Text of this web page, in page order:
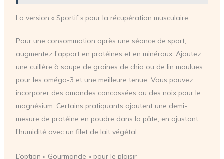
La version « Sportif » pour la récupération musculaire
Pour une consommation après une séance de sport,
augmentez l’apport en protéines et en minéraux. Ajoutez
une cuillère à soupe de graines de chia ou de lin moulues
pour les oméga-3 et une meilleure tenue. Vous pouvez
incorporer des amandes concassées ou des noix pour le
magnésium. Certains pratiquants ajoutent une demi-
mesure de protéine en poudre dans la pâte, en ajustant
l’humidité avec un filet de lait végétal.
L’option « Gourmande » pour le plaisir